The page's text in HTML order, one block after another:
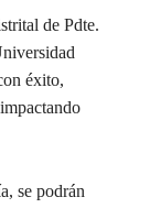
de Pdte.
éxito,
se podrán